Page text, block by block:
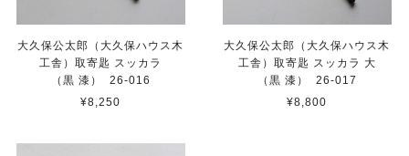
大久保公太郎（大久保ハウス木
工舎）取寄匙 スッカラ
（黒 漆） 26-016
¥8,250
大久保公太郎（大久保ハウス木
工舎）取寄匙 スッカラ 大
（黒 漆） 26-017
¥8,800